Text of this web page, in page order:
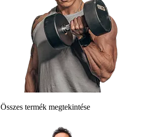
Összes termék megtekintése